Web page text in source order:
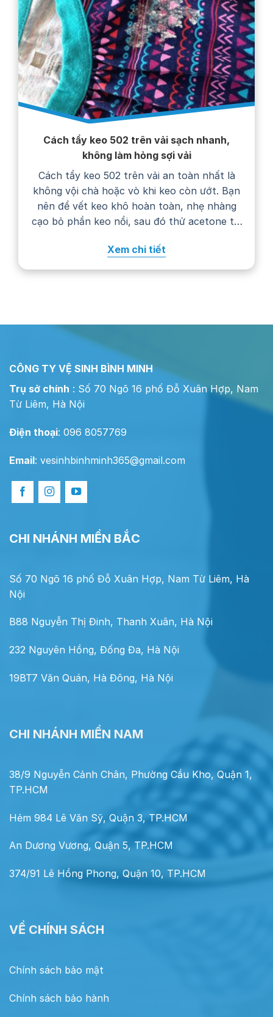
Cách tẩy keo 502 trên vải sạch nhanh,
không làm hỏng sợi vải
Cách tẩy keo 502 trên vải an toàn nhất là
không vội chà hoặc vò khi keo còn ướt. Bạn
nên để vết keo khô hoàn toàn, nhẹ nhàng
cạo bỏ phần keo nổi, sau đó thử acetone tại
Cách xử lý cụ thể còn phụ…
Xem chi tiết
CÔNG TY VỆ SINH BÌNH MINH
Trụ sở chính : Số 70 Ngõ 16 phố Đỗ Xuân Hợp, Nam
Từ Liêm, Hà Nội
Điện thoại: 096 8057769
Email: vesinhbinhminh365@gmail.com
CHI NHÁNH MIỀN BẮC
Số 70 Ngõ 16 phố Đỗ Xuân Hợp, Nam Từ Liêm, Hà
Nội
B88 Nguyễn Thị Đinh, Thanh Xuân, Hà Nội
232 Nguyên Hồng, Đống Đa, Hà Nội
19BT7 Văn Quán, Hà Đông, Hà Nội
CHI NHÁNH MIỀN NAM
38/9 Nguyễn Cảnh Chân, Phường Cầu Kho, Quận 1,
TP.HCM
Hẻm 984 Lê Văn Sỹ, Quận 3, TP.HCM
An Dương Vương, Quận 5, TP.HCM
374/91 Lê Hồng Phong, Quận 10, TP.HCM
VỀ CHÍNH SÁCH
Chính sách bảo mật
Chính sách bảo hành